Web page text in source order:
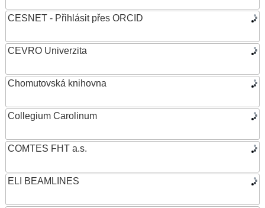
CESNET - Přihlásit přes ORCID
CEVRO Univerzita
Chomutovská knihovna
Collegium Carolinum
COMTES FHT a.s.
ELI BEAMLINES